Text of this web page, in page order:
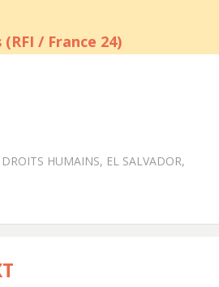
/ France 24)
DROITS HUMAINS, EL SALVADOR,